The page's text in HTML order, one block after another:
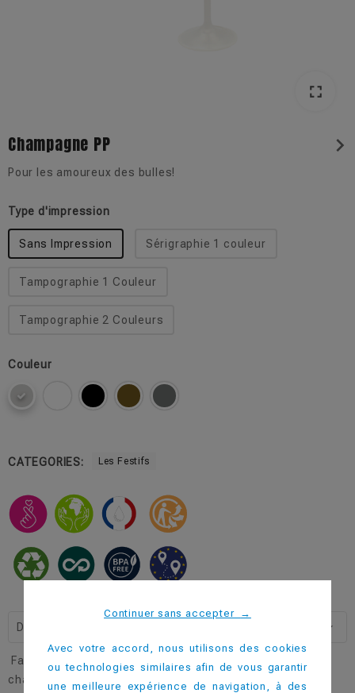
fullscreen
Champagne PP chevron_right
Pour les amoureux des bulles!
Type d'impression
Sans Impression Sérigraphie 1 couleur
Tampographie 1 Couleur
Tampographie 2 Couleurs
Couleur
CATEGORIES: Les Festifs
Description
Faites pétiller vos moments de partage avec notre flûte à
champagne, symbole de festivité.
Continuer sans accepter →
Avec votre accord, nous utilisons des cookies
ou technologies similaires afin de vous garantir
une meilleure expérience de navigation, à des